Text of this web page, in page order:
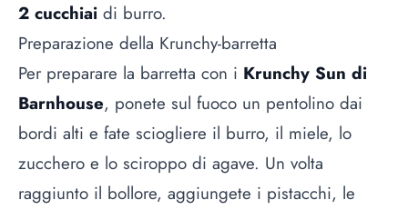
2 cucchiai di burro.
Preparazione della Krunchy-barretta
Per preparare la barretta con i Krunchy Sun di
Barnhouse, ponete sul fuoco un pentolino dai
bordi alti e fate sciogliere il burro, il miele, lo
zucchero e lo sciroppo di agave. Un volta
raggiunto il bollore, aggiungete i pistacchi, le